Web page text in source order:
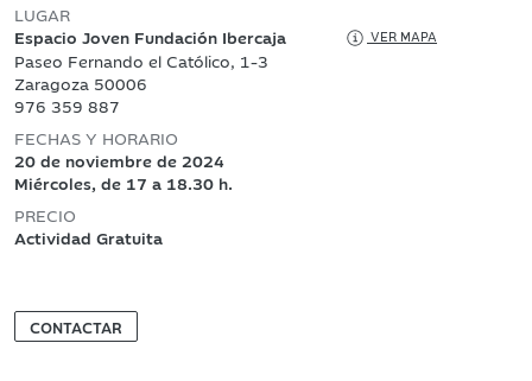
LUGAR
Espacio Joven Fundación Ibercaja
VER MAPA
Paseo Fernando el Católico, 1-3
Zaragoza 50006
976 359 887
FECHAS Y HORARIO
20 de noviembre de 2024
Miércoles, de 17 a 18.30 h.
PRECIO
Actividad Gratuita
CONTACTAR